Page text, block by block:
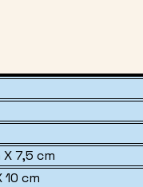
X 7,5 cm
10 cm